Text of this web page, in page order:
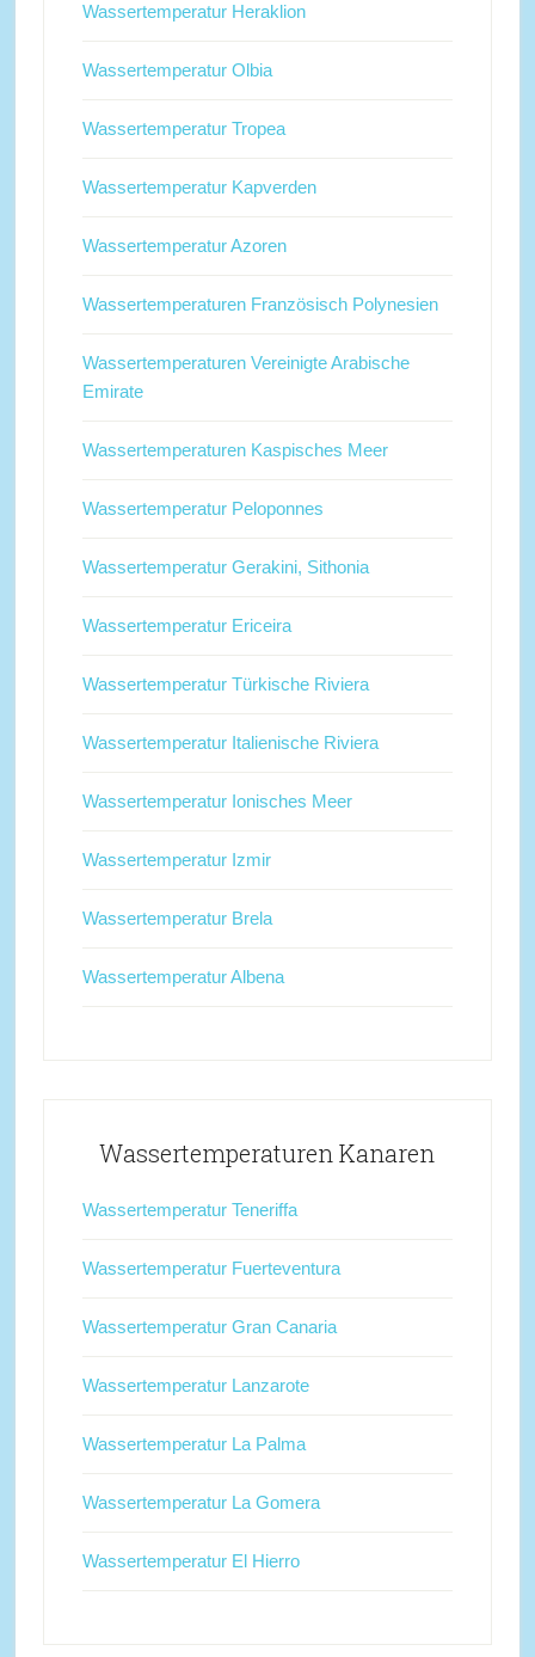
Wassertemperatur Heraklion
Wassertemperatur Olbia
Wassertemperatur Tropea
Wassertemperatur Kapverden
Wassertemperatur Azoren
Wassertemperaturen Französisch Polynesien
Wassertemperaturen Vereinigte Arabische
Emirate
Wassertemperaturen Kaspisches Meer
Wassertemperatur Peloponnes
Wassertemperatur Gerakini, Sithonia
Wassertemperatur Ericeira
Wassertemperatur Türkische Riviera
Wassertemperatur Italienische Riviera
Wassertemperatur Ionisches Meer
Wassertemperatur Izmir
Wassertemperatur Brela
Wassertemperatur Albena
Wassertemperaturen Kanaren
Wassertemperatur Teneriffa
Wassertemperatur Fuerteventura
Wassertemperatur Gran Canaria
Wassertemperatur Lanzarote
Wassertemperatur La Palma
Wassertemperatur La Gomera
Wassertemperatur El Hierro